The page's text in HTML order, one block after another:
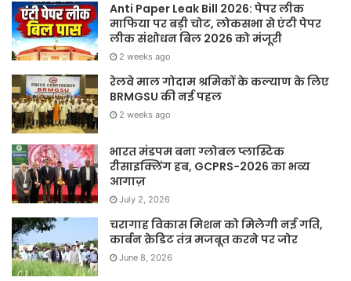
Anti Paper Leak Bill 2026: पेपर लीक
माफिया पर बड़ी चोट, लोकसभा से एंटी पेपर
लीक संशोधन बिल 2026 को मंजूरी
2 weeks ago
रेलवे माल गोदाम श्रमिकों के कल्याण के लिए
BRMGSU की नई पहल
2 weeks ago
भारत मंडपम बना ग्लोबल प्लास्टिक
रीसाइक्लिंग हब, GCPRS-2026 का भव्य
आगाज़
July 2, 2026
चरागाह विकास मिशन को मिलेगी नई गति,
कार्बन क्रेडिट तंत्र मजबूत करने पर जोर
June 8, 2026